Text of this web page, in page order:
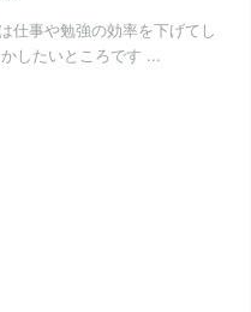
仕事や勉強の効率を下げてし
したいところです ...